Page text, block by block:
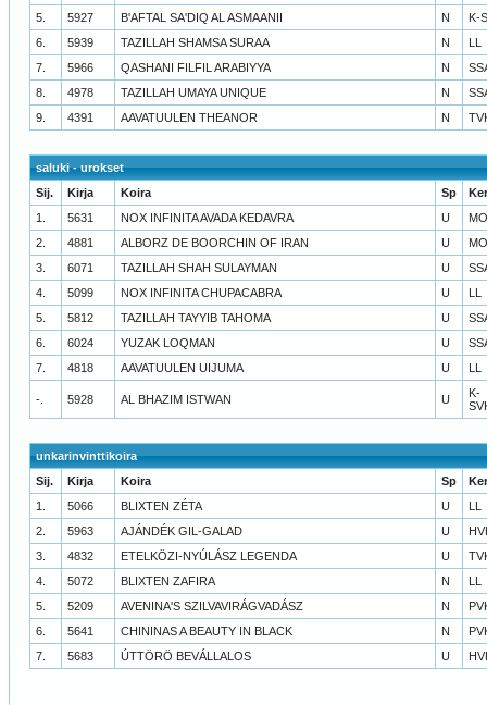
5. 5927 B'AFTAL SA'DIQ AL ASMAANII N
K-
6.
5939 TAZILLAH SHAMSA SURAA N
LL
7.
5966 QASHANI FILFIL ARABIYYA N
8.
4978 TAZILLAH UMAYA UNIQUE N
9.
4391 AAVATUULEN THEANOR N
saluki - urokset
Sij.
Kirja Koira Sp
1.
5631 NOX INFINITA AVADA KEDAVRA U
2.
4881 ALBORZ DE BOORCHIN OF IRAN U
3.
6071 TAZILLAH SHAH SULAYMAN U
4.
5099 NOX INFINITA CHUPACABRA U
LL
5.
5812 TAZILLAH TAYYIB TAHOMA U
6.
6024 YUZAK LOQMAN U
7.
4818 AAVATUULEN UIJUMA U LL
-. 5928 AL BHAZIM ISTWAN U
K-
unkarinvinttikoira
Sij.
Kirja Koira Sp
1.
5066 BLIXTEN ZÉTA U
LL
2.
5963 AJÁNDÉK GIL-GALAD U
3.
4832 ETELKÖZI-NYÚLÁSZ LEGENDA U
4.
5072 BLIXTEN ZAFIRA N
LL
5.
5209 AVENINA'S SZILVAVIRÁGVADÁSZ N
6.
5641 CHININAS A BEAUTY IN BLACK N
7.
5683 ÚTTÖRÖ BEVÁLLALOS U